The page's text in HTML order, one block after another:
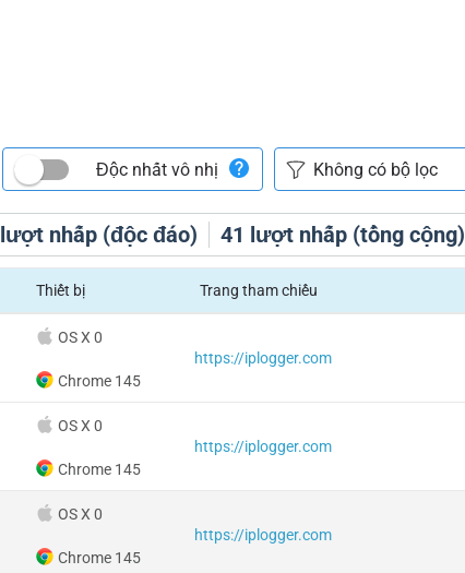
lượt nhấp (độc đáo) 41 lượt nhấp (tổng cộng)
Độc nhất vô nhị
Thiết bị Trang tham chiếu
OS X 0
Chrome 145
https://iplogger.com
OS X 0
Chrome 145
https://iplogger.com
OS X 0
Chrome 145
https://iplogger.com